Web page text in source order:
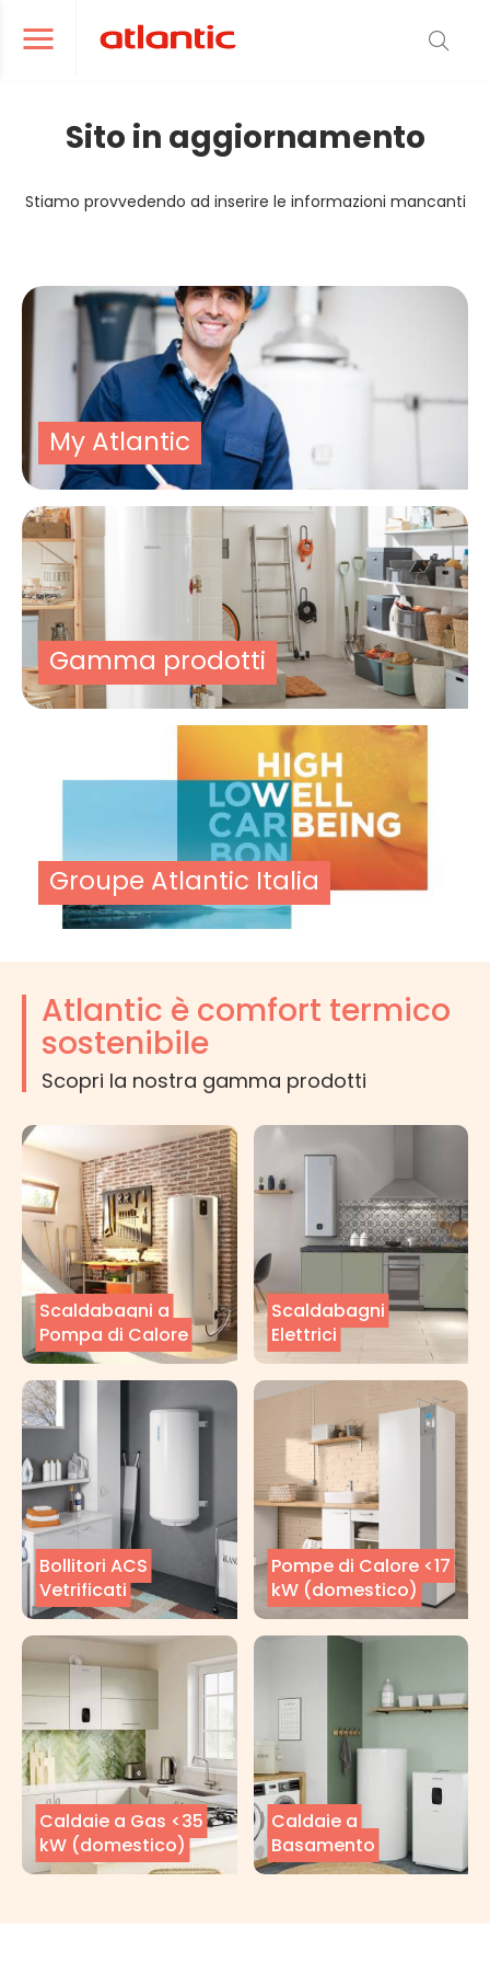
Ouvrir le menu de navigation
le menu de navigation
Sito in aggiornamento
Stiamo provvedendo ad inserire le informazioni mancanti
My Atlantic
Gamma prodotti
Groupe Atlantic Italia
Atlantic è comfort termico
sostenibile
Scopri la nostra gamma prodotti
Scaldabagni a
Pompa di Calore
Scaldabagni
Elettrici
Bollitori ACS
Vetrificati
Pompe di Calore <17
kW (domestico)
Caldaie a Gas <35
kW (domestico)
Caldaie a
Basamento